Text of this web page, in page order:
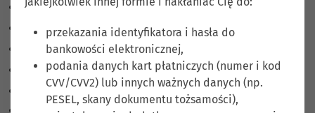
Wysokie nasycenie
Zaznacz linki
Zaznacz nagłówki
Czytnik ekranu
Tryb czytania
przekazania identyfikatora i hasła do
bankowości elektronicznej,
podania danych kart płatniczych (numer i kod
CVV/CVV2) lub innych ważnych danych (np.
PESEL, skany dokumentu tożsamości),